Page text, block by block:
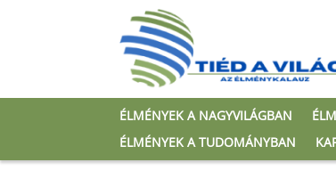
ÉLMÉNYEK A NAGYVILÁGBAN
ÉLMÉNYEK A TUDOMÁNYBAN